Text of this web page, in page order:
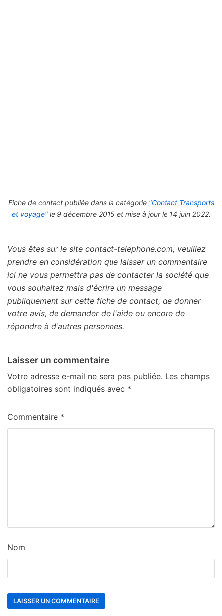
Fiche de contact publiée dans la catégorie "Contact Transports
et voyage" le 9 décembre 2015 et mise à jour le 14 juin 2022.
Vous êtes sur le site contact-telephone.com, veuillez
prendre en considération que laisser un commentaire
ici ne vous permettra pas de contacter la société que
vous souhaitez mais d'écrire un message
publiquement sur cette fiche de contact, de donner
votre avis, de demander de l'aide ou encore de
répondre à d'autres personnes.
Laisser un commentaire
Votre adresse e-mail ne sera pas publiée. Les champs
obligatoires sont indiqués avec *
Commentaire *
Nom